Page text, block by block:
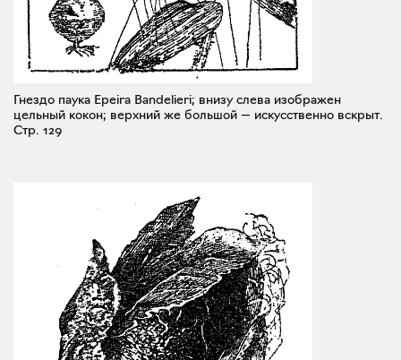
Гнездо паука Epeira Bandelieri; внизу слева изображен
цельный кокон; верхний же большой — искусственно вскрыт.
Стр. 129